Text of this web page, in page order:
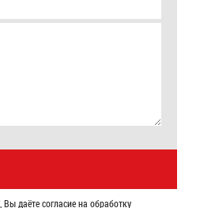
даёте согласие на обработку